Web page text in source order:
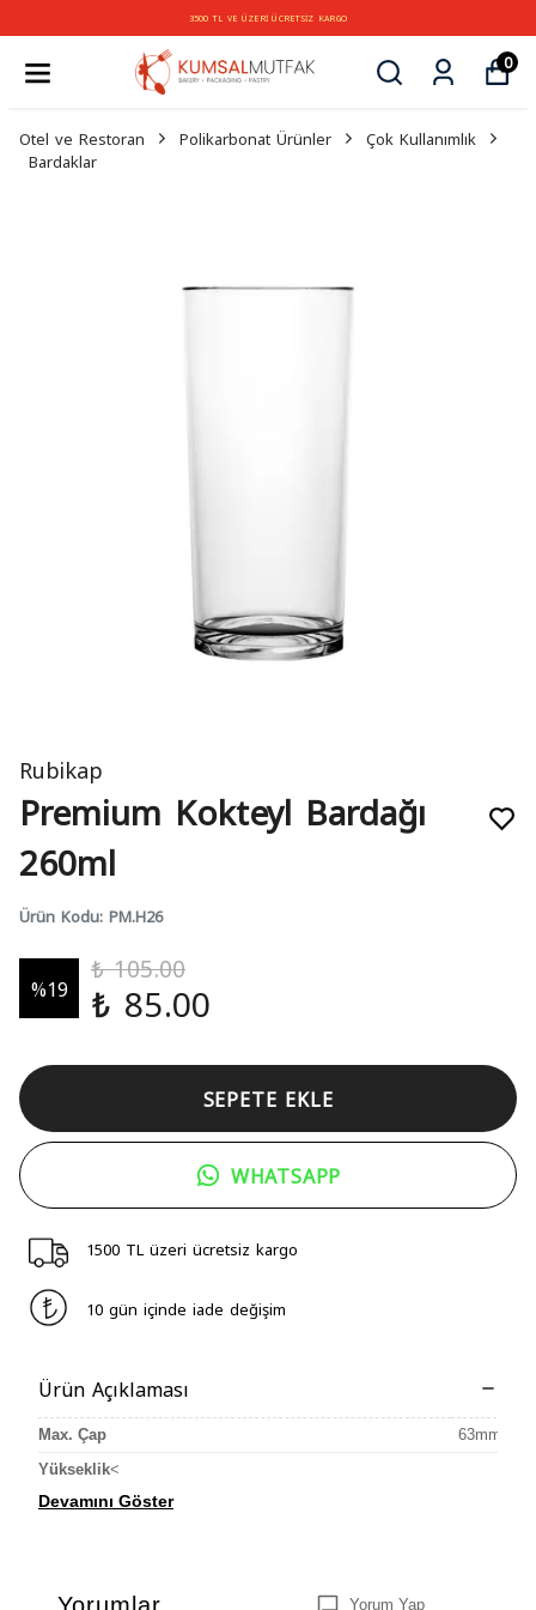
3500 TL VE ÜZERİ ÜCRETSİZ KARGO
0
Otel ve Restoran Polikarbonat Ürünler
Çok Kullanımlık
Bardaklar
Rubikap
Premium Kokteyl Bardağı
260ml
Ürün Kodu: PM.H26
%19
₺ 105.00
₺ 85.00
SEPETE EKLE
WHATSAPP
1500 TL üzeri ücretsiz kargo
10 gün içinde iade değişim
Ürün Açıklaması
Max. Çap
63mm
Yükseklik<
Devamını Göster
Yorum Yap